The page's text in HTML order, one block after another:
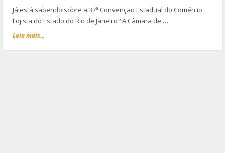
Já está sabendo sobre a 37ª Convenção Estadual do Comércio
Lojista do Estado do Rio de Janeiro? A Câmara de …
Leia mais...